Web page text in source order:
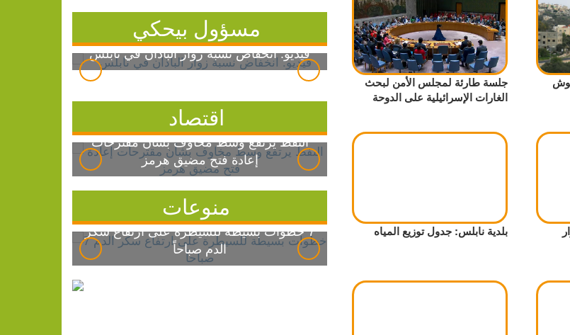
جلسة طارئة لمجلس الأمن لبحث
الغارات الإسرائيلية على الدوحة
بلدية نابلس: جدول توزيع المياه
مسؤول بيحكي
فيديو: انخفاض نسبة زوار الباذان في نابلس
اقتصاد
النفط يرتفع وسط مخاوف بشأن مقترحات
إعادة فتح مضيق هرمز
منوعات
7 خطوات بسيطة للسيطرة على ارتفاع سكر
الدم صباحاً